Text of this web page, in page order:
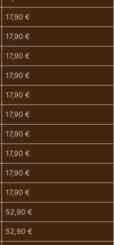
17,90 €
17,90 €
17,90 €
17,90 €
17,90 €
17,90 €
17,90 €
17,90 €
17,90 €
17,90 €
52,90 €
52,90 €